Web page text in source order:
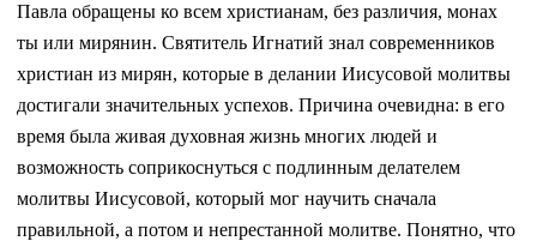
Павла обращены ко всем христианам, без различия, монах
ты или мирянин. Святитель Игнатий знал современников
христиан из мирян, которые в делании Иисусовой молитвы
достигали значительных успехов. Причина очевидна: в его
время была живая духовная жизнь многих людей и
возможность соприкоснуться с подлинным делателем
молитвы Иисусовой, который мог научить сначала
правильной, а потом и непрестанной молитве. Понятно, что